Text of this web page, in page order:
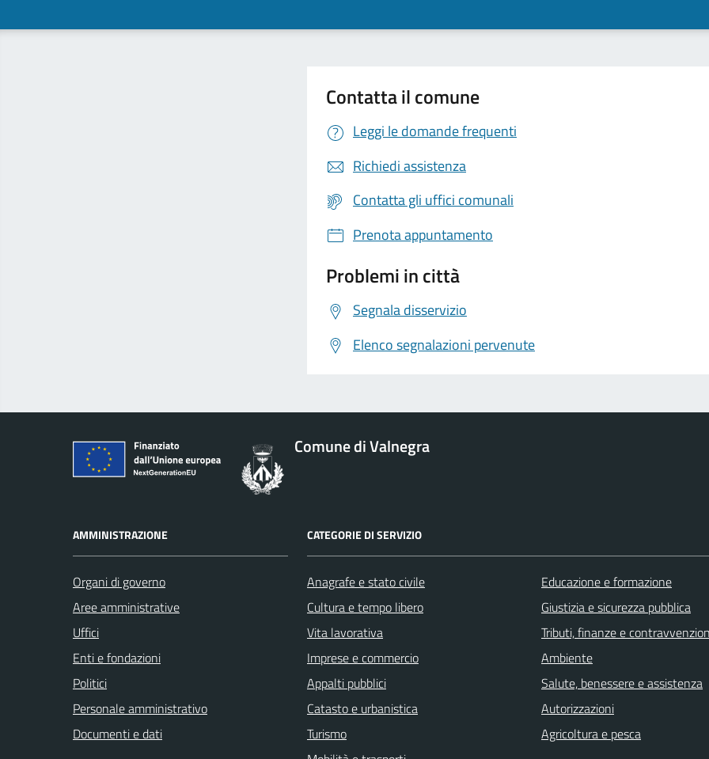
Contatta il comune
Leggi le domande frequenti
Richiedi assistenza
Contatta gli uffici comunali
Prenota appuntamento
Problemi in città
Segnala disservizio
Elenco segnalazioni pervenute
Comune di Valnegra
AMMINISTRAZIONE
Organi di governo
Aree amministrative
Uffici
Enti e fondazioni
Politici
Personale amministrativo
Documenti e dati
CATEGORIE DI SERVIZIO
Anagrafe e stato civile
Cultura e tempo libero
Vita lavorativa
Imprese e commercio
Appalti pubblici
Catasto e urbanistica
Turismo
Educazione e formazione
Giustizia e sicurezza pubblica
Tributi, finanze e
Ambiente
Salute, benessere e assistenza
Autorizzazioni
Agricoltura e pesca